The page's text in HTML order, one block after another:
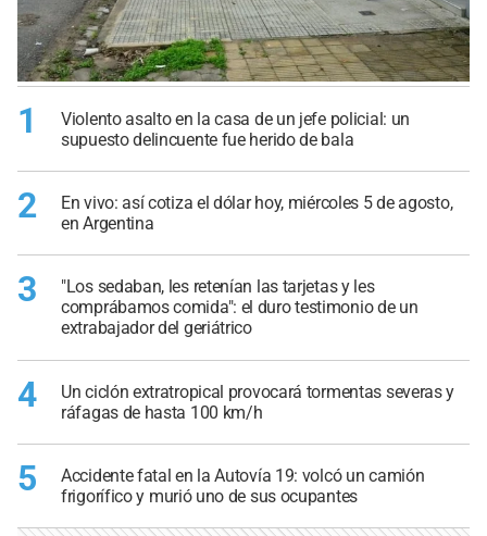
1
Violento asalto en la casa de un jefe policial: un
supuesto delincuente fue herido de bala
2
En vivo: así cotiza el dólar hoy, miércoles 5 de agosto,
en Argentina
3
"Los sedaban, les retenían las tarjetas y les
comprábamos comida": el duro testimonio de un
extrabajador del geriátrico
4
Un ciclón extratropical provocará tormentas severas y
ráfagas de hasta 100 km/h
5
Accidente fatal en la Autovía 19: volcó un camión
frigorífico y murió uno de sus ocupantes